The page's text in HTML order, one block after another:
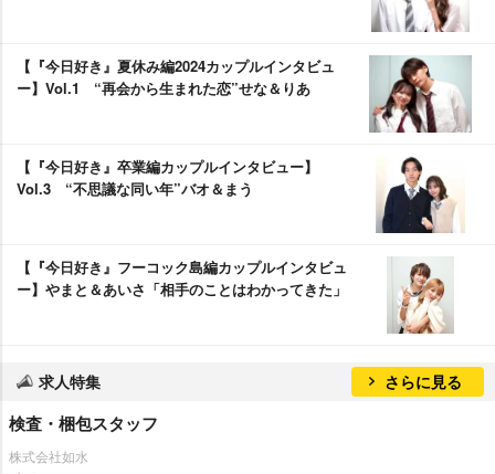
【『今日好き』夏休み編2024カップルインタビュ
ー】Vol.1 “再会から生まれた恋”せな＆りあ
【『今日好き』卒業編カップルインタビュー】
Vol.3 “不思議な同い年”バオ＆まう
【『今日好き』フーコック島編カップルインタビュ
ー】やまと＆あいさ「相手のことはわかってきた」
求人特集 さらに見る
検査・梱包スタッフ
株式会社如水